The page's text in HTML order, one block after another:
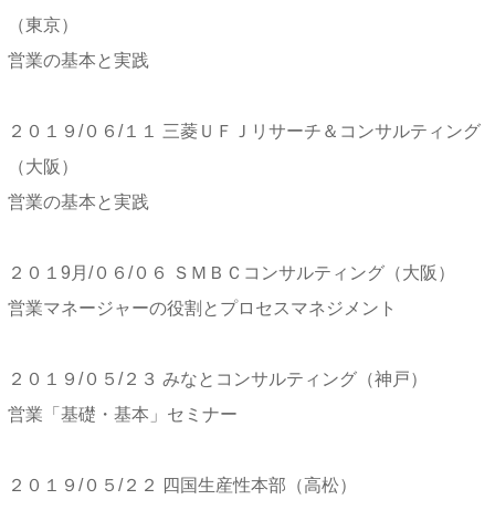
（東京）
営業の基本と実践
２０１９/０６/１１ 三菱ＵＦＪリサーチ＆コンサルティング
（大阪）
営業の基本と実践
２０１9月/０６/０６ ＳＭＢＣコンサルティング（大阪）
営業マネージャーの役割とプロセスマネジメント
２０１９/０５/２３ みなとコンサルティング（神戸）
営業「基礎・基本」セミナー
２０１９/０５/２２ 四国生産性本部（高松）